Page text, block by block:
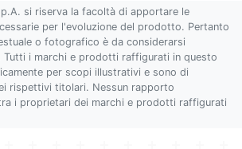
si riserva la facoltà di apportare le
per l'evoluzione del prodotto. Pertanto
o fotografico è da considerarsi
Tutti i marchi e prodotti raffigurati in questo
per scopi illustrativi e sono di
rispettivi titolari. Nessun rapporto
i proprietari dei marchi e prodotti raffigurati